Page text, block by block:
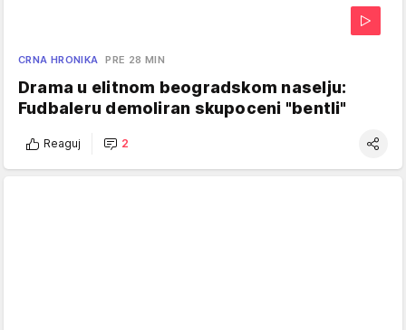
CRNA HRONIKA PRE 28 MIN
Drama u elitnom beogradskom naselju:
Fudbaleru demoliran skupoceni "bentli"
Reaguj 2